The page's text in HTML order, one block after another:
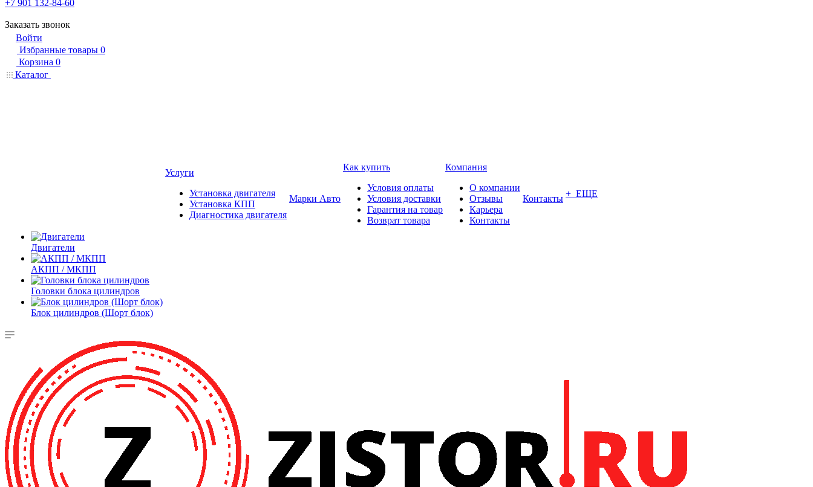
+7 901 132-84-60
Заказать звонок
Войти
Избранные товары 0
Корзина 0
Каталог
Двигатели
АКПП / МКПП
Головки блока цилиндров
Блок цилиндров (Шорт блок)
Услуги
Установка двигателя
Установка КПП
Диагностика двигателя
Марки Авто
Как купить
Условия оплаты
Условия доставки
Гарантия на товар
Возврат товара
Компания
О компании
Отзывы
Карьера
Контакты
Контакты + ЕЩЕ